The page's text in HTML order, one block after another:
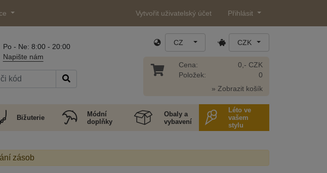
Vytvořit uživatelský účet Přihlásit
Po - Ne: 8:00 - 20:00
Napište nám
CZ CZK
Cena:
Položek:
0,- CZK
0
» Zobrazit košík
Bižuterie
Módní
doplňky
Obaly a
vybavení
Léto ve
vašem
stylu
zásob